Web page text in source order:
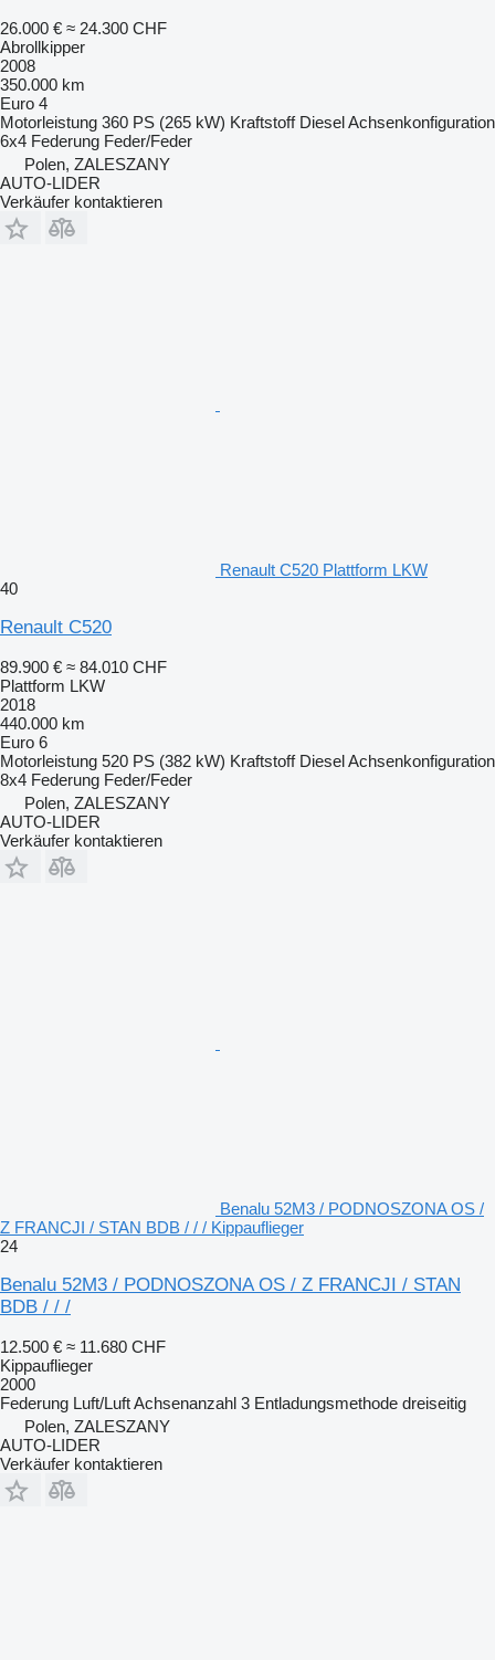
26.000 € ≈ 24.300 CHF
Abrollkipper
2008
350.000 km
Euro 4
Motorleistung 360 PS (265 kW) Kraftstoff DieselAchsenkonfiguration
6x4 Federung Feder/Feder
Polen, ZALESZANY
AUTO-LIDER
Verkäufer kontaktieren
Renault C520 Plattform LKW
40
Renault C520
89.900 € ≈ 84.010 CHF
Plattform LKW
2018
440.000 km
Euro 6
Motorleistung 520 PS (382 kW) Kraftstoff DieselAchsenkonfiguration
8x4 Federung Feder/Feder
Polen, ZALESZANY
AUTO-LIDER
Verkäufer kontaktieren
Benalu 52M3 / PODNOSZONA OS /
Z FRANCJI / STAN BDB / / / Kippauflieger
24
Benalu 52M3 / PODNOSZONA OS / Z FRANCJI / STAN
BDB / / /
12.500 € ≈ 11.680 CHF
Kippauflieger
2000
Federung Luft/LuftAchsenanzahl 3 Entladungsmethode dreiseitig
Polen, ZALESZANY
AUTO-LIDER
Verkäufer kontaktieren